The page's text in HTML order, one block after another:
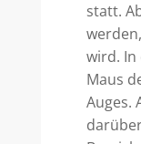
statt.
wird. In
Maus
Auges.